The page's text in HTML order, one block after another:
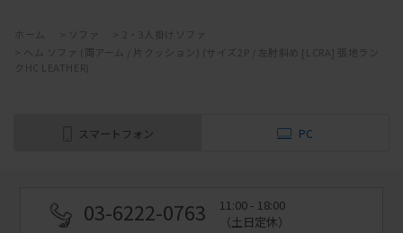
ホーム ソファ
2・3人掛けソファ
ヘム ソファ (両アーム / 片クッション) (サイズ2P / 左肘斜め [LCRA] 張地ラン
クHC LEATHER)
スマートフォン PC
03-6222-0763
11:00 - 18:00
（土日定休）